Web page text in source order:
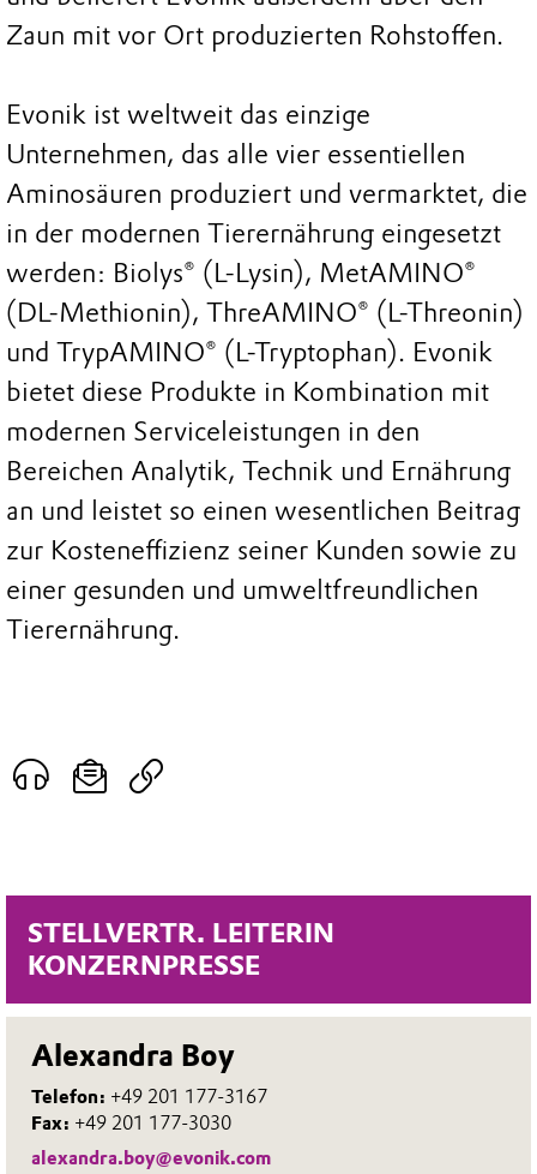
STELLVERTR. LEITERIN
KONZERNPRESSE
Alexandra Boy
Telefon: +49 201 177-3167
Fax: +49 201 177-3030
alexandra.boy@evonik.com
Zaun mit vor Ort produzierten Rohstoffen.
Evonik ist weltweit das einzige
Unternehmen, das alle vier essentiellen
Aminosäuren produziert und vermarktet, die
in der modernen Tierernährung eingesetzt
werden: Biolys® (L-Lysin), MetAMINO®
(DL-Methionin), ThreAMINO® (L-Threonin)
und TrypAMINO® (L-Tryptophan). Evonik
bietet diese Produkte in Kombination mit
modernen Serviceleistungen in den
Bereichen Analytik, Technik und Ernährung
an und leistet so einen wesentlichen Beitrag
zur Kosteneffizienz seiner Kunden sowie zu
einer gesunden und umweltfreundlichen
Tierernährung.